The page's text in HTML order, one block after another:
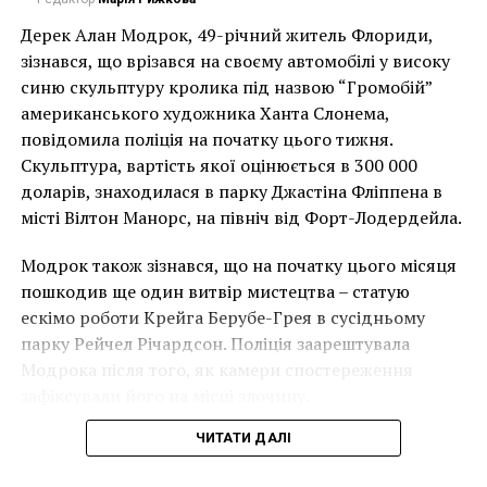
История Sprüth Magers берет начало в Кельне
(Германия), где 33 года назад Моника Спрут
основала свое первое арт-пространство, при этом
направив его на актуальное женское искусство. В
1991 году там же Филомена Маджерс открыла
европейских художников, прославившихся в 1960-е.
Решение объединить свои интересы и усилия они
Чоловік позує під макетом чайки, яка ось-ось
накинеться на упаковку чіпсів – сюжет графіті, що
має ознаки вуличного художника Бенксі, на стіні в
Лоустофті на східному узбережжі Англії 8 серпня 2021
року. (Фото Джастіна Талліса / AFP)
В інтерв’ю “Таймс” пан Куттс сказав:
“Спочатку це було
неймовірно, але з
розвитком подій це
стало надзвичайно
впевнений, що Бенксі
усвідомлює
Дерек Алан Модрок, 49-річний житель Флориди,
зізнався, що врізався на своєму автомобілі у високу
синю скульптуру кролика під назвою “Громобій”
американського художника Ханта Слонема,
повідомила поліція на початку цього тижня.
Скульптура, вартість якої оцінюється в 300 000
доларів, знаходилася в парку Джастіна Фліппена в
місті Вілтон Манорс, на північ від Форт-Лодердейла.
Модрок також зізнався, що на початку цього місяця
пошкодив ще один витвір мистецтва – статую
ескімо роботи Крейга Берубе-Грея в сусідньому
парку Рейчел Річардсон. Поліція заарештувала
Модрока після того, як камери спостереження
ЧИТАТИ ДАЛІ